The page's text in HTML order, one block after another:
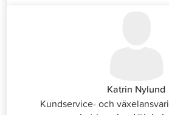
Katrin Nylund
Kundservice- och